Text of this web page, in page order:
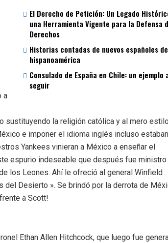
El Derecho de Petición: Un Legado
una Herramienta Vigente para la Defensa
Derechos
Historias contadas de nuevos españoles de
hispanoamérica
Consulado de España en Chile: un ejemplo
seguir
a
sustituyendo la religión católica y al mero estilo
e imponer el idioma inglés incluso estaban
Yankees vinieran a México a enseñar el
espurio indeseable que después fue ministro
los Leones. Ahí le ofreció al general Winfield
Desierto ». Se brindó por la derrota de
a Scott!
Ethan Allen Hitchcock, que luego fue